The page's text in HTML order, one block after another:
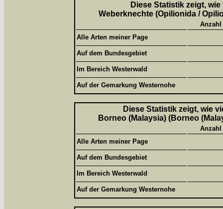
Diese Statistik zeigt,
Weberknechte (Opilionida /
Alle Arten meiner Page
Auf dem Bundesgebiet
Im Bereich Westerwald
Auf der Gemarkung Westernohe
Diese Statistik zeigt, wie
Borneo (Malaysia) (Borneo
Alle Arten meiner Page
Auf dem Bundesgebiet
Im Bereich Westerwald
Auf der Gemarkung Westernohe